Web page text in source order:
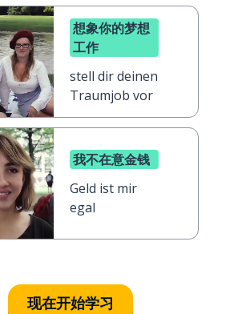
想象你的梦想
工作
stell dir deinen
Traumjob vor
我不在意金钱
Geld ist mir
egal
现在开始学习